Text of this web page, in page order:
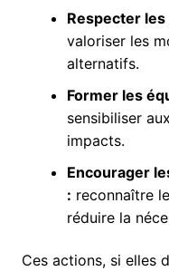
Respecter
valoriser les
alternatifs.
Former les
sensibiliser
impacts.
Encourager
: reconnaître
réduire la
Ces actions, si elles